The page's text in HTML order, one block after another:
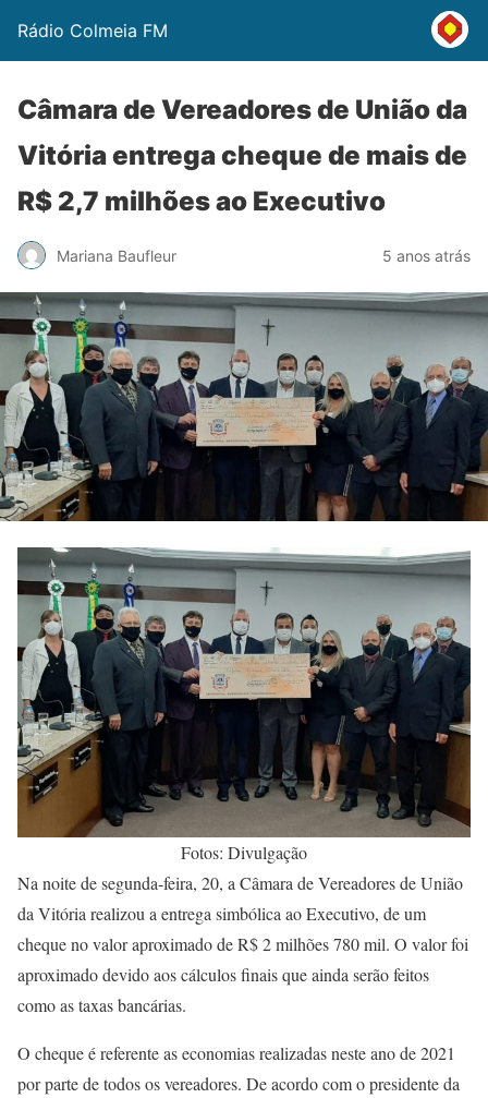
Rádio Colmeia FM
Câmara de Vereadores de União da
Vitória entrega cheque de mais de
R$ 2,7 milhões ao Executivo
Mariana Baufleur 5 anos atrás
Fotos: Divulgação
Na noite de segunda-feira, 20, a Câmara de Vereadores de União
da Vitória realizou a entrega simbólica ao Executivo, de um
cheque no valor aproximado de R$ 2 milhões 780 mil. O valor foi
aproximado devido aos cálculos finais que ainda serão feitos
como as taxas bancárias.
O cheque é referente as economias realizadas neste ano de 2021
por parte de todos os vereadores. De acordo com o presidente da